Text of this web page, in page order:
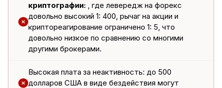
криптографии: , где левередж на форекс
довольно высокий 1: 400, рычаг на акции и
криптореагирование ограничено 1: 5, что
довольно низкое по сравнению со многими
другими брокерами.
Высокая плата за неактивность: до 500
долларов США в виде бездействия могут